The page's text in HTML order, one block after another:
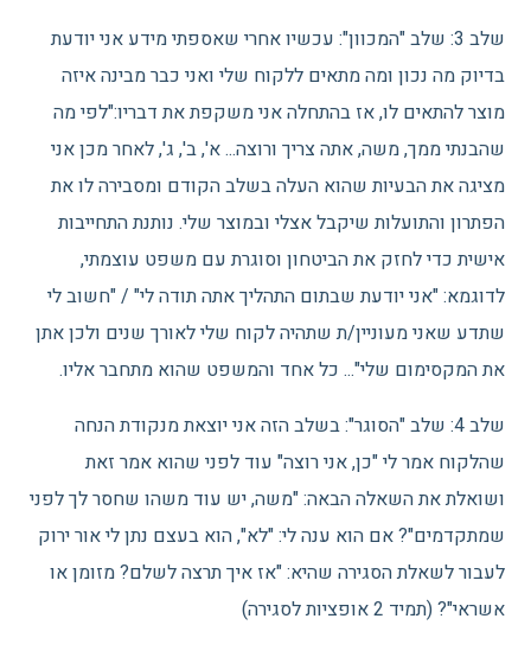
שלב 3: שלב "המכוון": עכשיו אחרי שאספתי מידע אני יודעת
בדיוק מה נכון ומה מתאים ללקוח שלי ואני כבר מבינה איזה
מוצר להתאים לו, אז בהתחלה אני משקפת את דבריו:"לפי מה
שהבנתי ממך, משה, אתה צריך ורוצה... א', ב', ג', לאחר מכן אני
מציגה את הבעיות שהוא העלה בשלב הקודם ומסבירה לו את
הפתרון והתועלות שיקבל אצלי ובמוצר שלי. נותנת התחייבות
אישית כדי לחזק את הביטחון וסוגרת עם משפט עוצמתי,
לדוגמא: "אני יודעת שבתום התהליך אתה תודה לי" / "חשוב לי
שתדע שאני מעוניין/ת שתהיה לקוח שלי לאורך שנים ולכן אתן
את המקסימום שלי"... כל אחד והמשפט שהוא מתחבר אליו.
שלב 4: שלב "הסוגר": בשלב הזה אני יוצאת מנקודת הנחה
שהלקוח אמר לי "כן, אני רוצה" עוד לפני שהוא אמר זאת
ושואלת את השאלה הבאה: "משה, יש עוד משהו שחסר לך לפני
שמתקדמים"? אם הוא ענה לי: "לא", הוא בעצם נתן לי אור ירוק
לעבור לשאלת הסגירה שהיא: "אז איך תרצה לשלם? מזומן או
אשראי"? (תמיד 2 אופציות לסגירה)